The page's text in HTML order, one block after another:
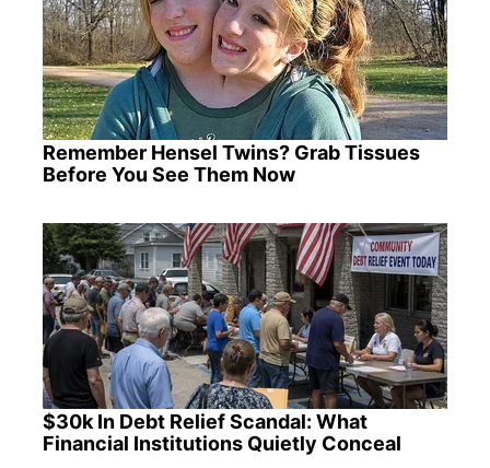
Remember Hensel Twins? Grab Tissues
Before You See Them Now
$30k In Debt Relief Scandal: What
Financial Institutions Quietly Conceal